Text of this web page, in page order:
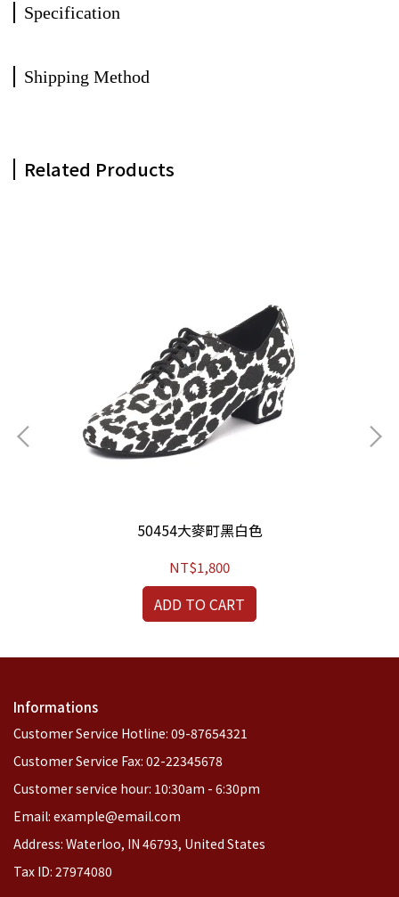
Specification
Shipping Method
Related Products
50454大麥町黑白色
NT$1,800
ADD TO CART
Informations
Customer Service Hotline: 09-87654321
Customer Service Fax: 02-22345678
Customer service hour: 10:30am - 6:30pm
Email: example@email.com
Address: Waterloo, IN 46793, United States
Tax ID: 27974080